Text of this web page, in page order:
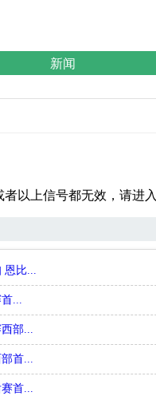
新闻
以上信号都无效，请进入
比...
...
部...
首...
首...